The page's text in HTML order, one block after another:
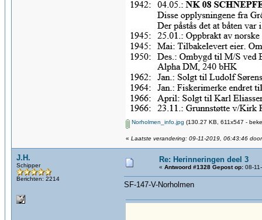
Norholmen_info.jpg (130.27 KB, 611x547 -
« Laatste verandering: 09-11-2019, 06:43:46
J.H.
Schipper
Berichten: 2214
Re: Herinneringen deel 3
« Antwoord #1328 Gepost op: 08-
SF-147-V-Norholmen